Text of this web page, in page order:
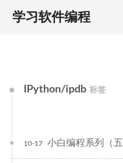
学习软件编程
IPython/ipdb 标签
小白编程系列（
10-17